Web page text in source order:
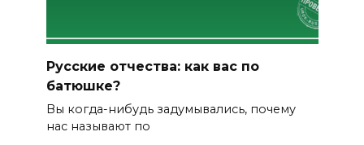
Русские отчества: как вас по
батюшке?
Вы когда-нибудь задумывались, почему
нас называют по